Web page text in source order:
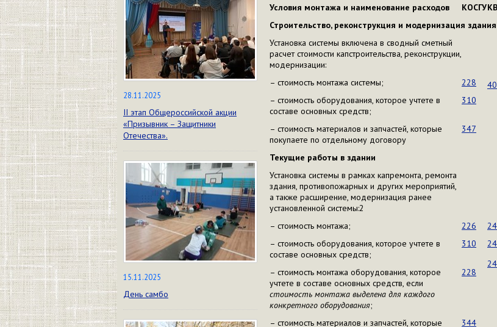
28.11.2025
II этап Общероссийской акции
«Призывник – Защитники
Отечества».
15.11.2025
День самбо
Условия монтажа и наименование расходов
КОСГУ
Строительство, реконструкция и модернизация здания
Установка системы включена в сводный сметный
расчет стоимости капстроительства, реконструкции,
модернизации:
– стоимость монтажа системы; 228
– стоимость оборудования, которое учтете в
составе основных средств;
310
– стоимость материалов и запчастей, которые
покупаете по отдельному договору
347
Текущие работы в здании
Установка системы в рамках капремонта, ремонта
здания, противопожарных и других мероприятий,
а также расширение, модернизация ранее
установленной системы:2
– стоимость монтажа; 226
– стоимость оборудования, которое учтете в
составе основных средств;
310
– стоимость монтажа оборудования, которое
учтете в составе основных средств, если
стоимость монтажа выделена для каждого
конкретного оборудования;
228
– стоимость материалов и запчастей, которые
344